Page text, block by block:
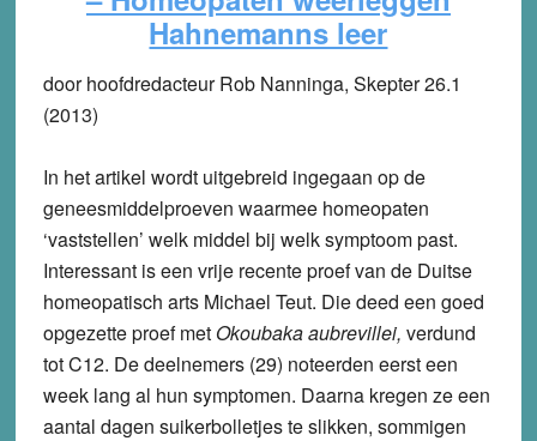
Hahnemanns leer
door hoofdredacteur Rob Nanninga, Skepter 26.1
(2013)
In het artikel wordt uitgebreid ingegaan op de
geneesmiddelproeven waarmee homeopaten
‘vaststellen’ welk middel bij welk symptoom past.
Interessant is een vrije recente proef van de Duitse
homeopatisch arts Michael Teut. Die deed een goed
opgezette proef met Okoubaka aubrevillei, verdund
tot C12. De deelnemers (29) noteerden eerst een
week lang al hun symptomen. Daarna kregen ze een
aantal dagen suikerbolletjes te slikken, sommigen